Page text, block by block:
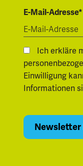
E-Mail-Adresse*
Ich erkläre
Einwilligung
Informationen